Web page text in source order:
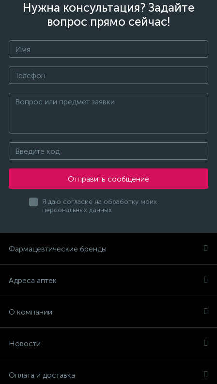
Нужна консультация? Задайте
вопрос прямо сейчас!
Отправить сообщение
Я даю согласие на обработку моих
персональных данных
Фармацевтические бренды
Адреса аптек
О компании
Новости
Оплата и доставка